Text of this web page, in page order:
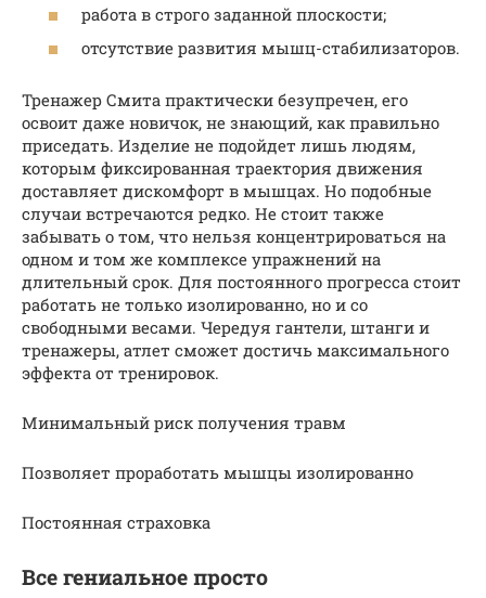
работа в строго заданной плоскости;
отсутствие развития мышц-стабилизаторов.
Тренажер Смита практически безупречен, его
освоит даже новичок, не знающий, как правильно
приседать. Изделие не подойдет лишь людям,
которым фиксированная траектория движения
доставляет дискомфорт в мышцах. Но подобные
случаи встречаются редко. Не стоит также
забывать о том, что нельзя концентрироваться на
одном и том же комплексе упражнений на
длительный срок. Для постоянного прогресса стоит
работать не только изолированно, но и со
свободными весами. Чередуя гантели, штанги и
тренажеры, атлет сможет достичь максимального
эффекта от тренировок.
Минимальный риск получения травм
Позволяет проработать мышцы изолированно
Постоянная страховка
Все гениальное просто